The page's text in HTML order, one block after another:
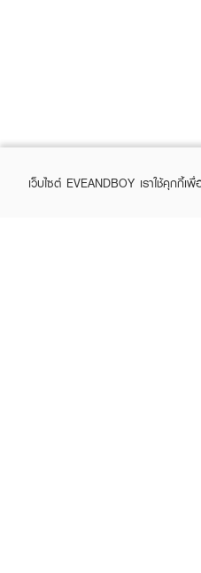
เว็บไซต์ EVEANDBOY เราใช้คุก